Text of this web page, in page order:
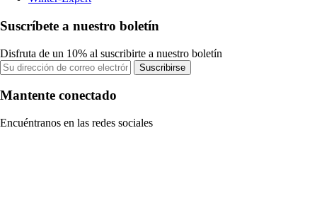
Suscríbete a nuestro boletín
Disfruta de un 10% al suscribirte a nuestro boletín
Suscribirse
Mantente conectado
Encuéntranos en las redes sociales